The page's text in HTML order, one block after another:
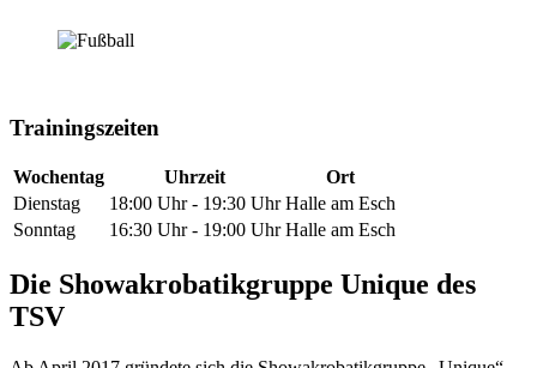
Trainingszeiten
Wochentag Uhrzeit
Ort
Dienstag
18:00 Uhr - 19:30 Uhr Halle am Esch
Sonntag
16:30 Uhr - 19:00 Uhr Halle am Esch
Die Showakrobatikgruppe Unique des
TSV